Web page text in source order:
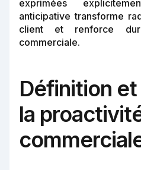
exprimées
anticipative transforme
client et renforce
commerciale.
Définition
la